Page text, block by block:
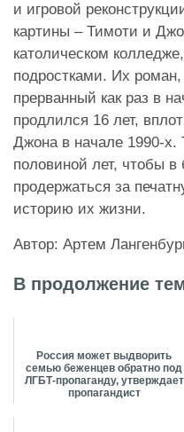
и игровой
картины – Тимоти и
католическом
подростками. Их
прерванный как раз в
продлился 16 лет,
Джона в начале 1990-х.
половиной лет, чтобы
продержаться за
историю их жизни.
Автор: Артем
В продолжение
Россия может выдворить
семью беженцев обратно под
ЛГБТ-пропаганду, утверждает
пропагандист